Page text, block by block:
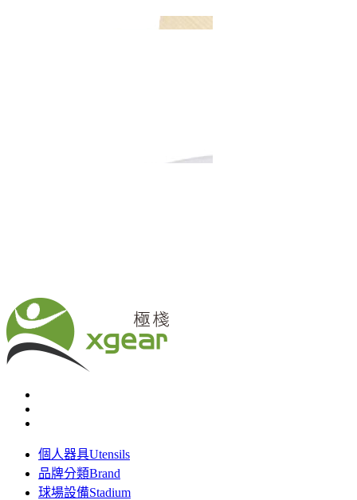
個人器具Utensils
品牌分類Brand
球場設備Stadium